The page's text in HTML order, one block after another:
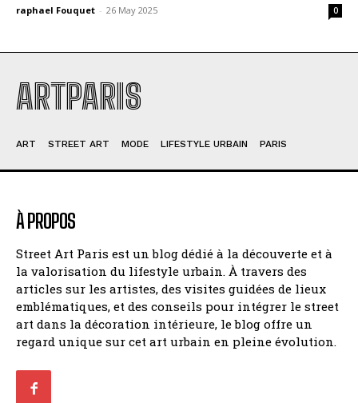
raphael Fouquet - 26 May 2025 0
ARTPARIS
ART STREET ART MODE LIFESTYLE URBAIN PARIS
À PROPOS
Street Art Paris est un blog dédié à la découverte et à
la valorisation du lifestyle urbain. À travers des
articles sur les artistes, des visites guidées de lieux
emblématiques, et des conseils pour intégrer le street
art dans la décoration intérieure, le blog offre un
regard unique sur cet art urbain en pleine évolution.